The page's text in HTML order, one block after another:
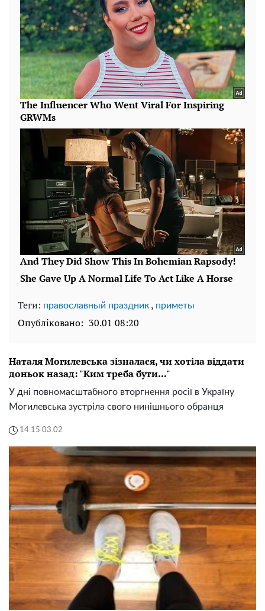
Теги: православный праздник , приметы
Опубліковано: 30.01 08:20
Наталя Могилевська зізналася, чи хотіла віддати
доньок назад: "Ким треба бути..."
У дні повномасштабного вторгнення росії в Україну
Могилевська зустріла свого нинішнього обранця
14:15 03.02